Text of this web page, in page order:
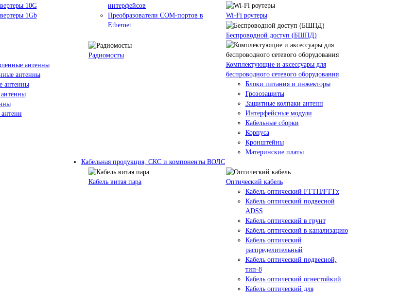
10G
1Gb
интерфейсов
Преобразователи COM-портов в
Ethernet
Wi-Fi роутеры
Беспроводной доступ (БШПД)
антенны
антенны
антенны
Радиомосты
Комплектующие и аксессуары для
беспроводного сетевого оборудования
Блоки питания и инжекторы
Грозозащиты
Защитные колпаки антенн
Интерфейсные модули
Кабельные сборки
Корпуса
Кронштейны
Материнские платы
Кабельная продукция, СКС и компоненты ВОЛС
Кабель витая пара
Оптический кабель
Кабель оптический FTTH/FTTx
Кабель оптический подвесной
ADSS
Кабель оптический в грунт
Кабель оптический в канализацию
Кабель оптический
распределительный
Кабель оптический подвесной,
тип-8
Кабель оптический огнестойкий
Кабель оптический для